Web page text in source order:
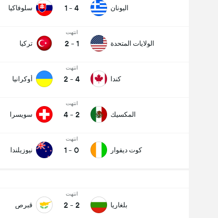
اليونان 4
-
1 سلوفاكيا
الولايات المتحدة
انتهت
1
-
2 تركيا
كندا
انتهت
4
-
2 أوكرانيا
المكسيك
انتهت
2
-
4 سويسرا
كوت ديفوار
انتهت
0
-
1 نيوزيلندا
بلغاريا
انتهت
2
-
2 قبرص